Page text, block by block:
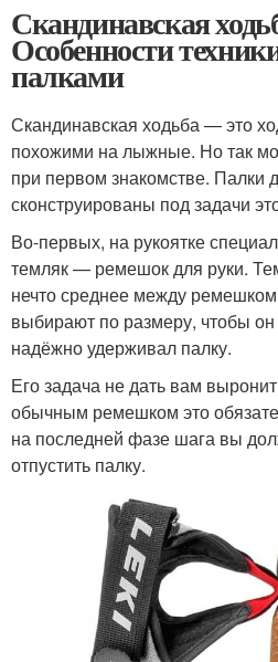
Скандинавская
Особенности
палками
Скандинавская ходьба — это
похожими на лыжные. Но так
при первом знакомстве. Палки
сконструированы под задачи
Во-первых, на рукоятке
темляк — ремешок для руки.
нечто среднее между
выбирают по размеру, чтобы он
надёжно удерживал палку.
Его задача не дать вам
обычным ремешком это
на последней фазе шага вы
отпустить палку.